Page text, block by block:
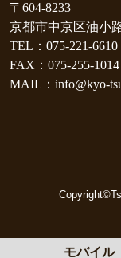
〒604-8233
京都市中京区油小
TEL：075-221-6610
FAX：075-255-1014
MAIL：info@kyo-
モバイル